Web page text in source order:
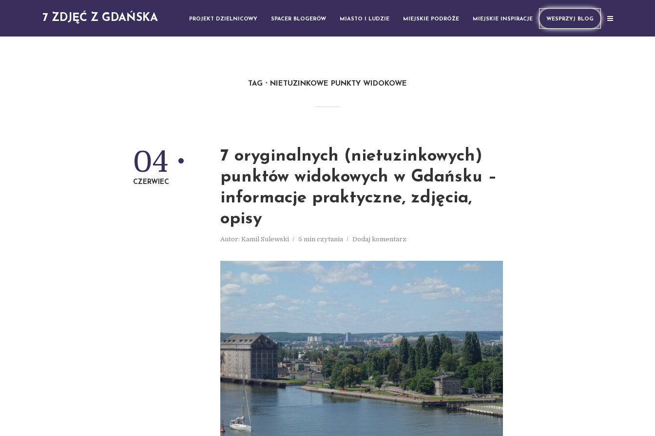
7 ZDJĘĆ Z GDAŃSKA PROJEKT DZIELNICOWY SPACER BLOGERÓW MIASTO I LUDZIE MIEJSKIE PODRÓŻE MIEJSKIE INSPIRACJE WESPRZYJ BLOG
TAG NIETUZINKOWE PUNKTY WIDOKOWE
7 oryginalnych (nietuzinkowych)
punktów widokowych w Gdańsku –
informacje praktyczne, zdjęcia,
opisy
Autor: Kamil Sulewski 5 min czytania Dodaj komentarz
04
CZERWIEC